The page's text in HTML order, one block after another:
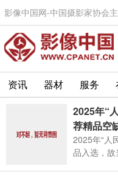
影像中国网-中国摄影家协会
资讯 器材 服务
2025年“
荐精品空
2025年“人
品入选，